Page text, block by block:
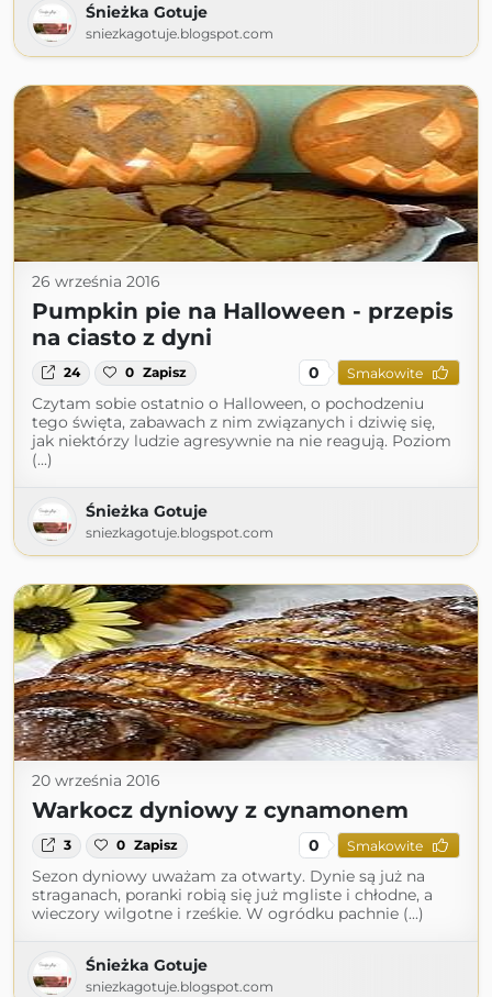
Śnieżka Gotuje
sniezkagotuje.blogspot.com
26 września 2016
Pumpkin pie na Halloween - przepis
na ciasto z dyni
24 0 Zapisz 0 Smakowite
Czytam sobie ostatnio o Halloween, o pochodzeniu
tego święta, zabawach z nim związanych i dziwię się,
jak niektórzy ludzie agresywnie na nie reagują. Poziom
(...)
Śnieżka Gotuje
sniezkagotuje.blogspot.com
20 września 2016
Warkocz dyniowy z cynamonem
3 0 Zapisz 0 Smakowite
Sezon dyniowy uważam za otwarty. Dynie są już na
straganach, poranki robią się już mgliste i chłodne, a
wieczory wilgotne i rześkie. W ogródku pachnie (...)
Śnieżka Gotuje
sniezkagotuje.blogspot.com